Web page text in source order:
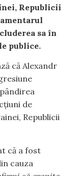
Republicii
sa în
publice.
că Alexandr
de
Republicii
că a fost
cauza